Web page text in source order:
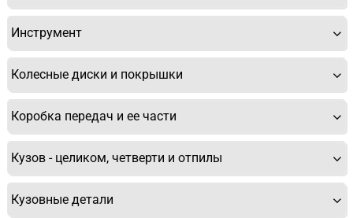
Инструмент
Колесные диски и покрышки
Коробка передач и ее части
Кузов - целиком, четверти и отпилы
Кузовные детали